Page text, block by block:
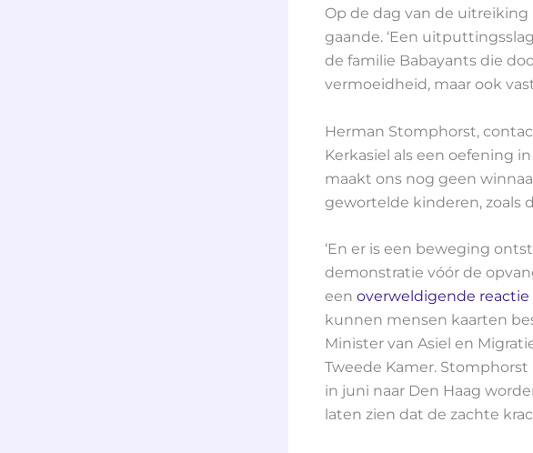
Op de dag van de uitreiking
gaande. ‘Een
de familie Babayants die
vermoeidheid, maar ook
Herman Stomphorst,
Kerkasiel als een oefening
maakt ons nog geen
gewortelde kinderen, zoals
‘En er is een beweging
demonstratie vóór de
een overweldigende
kunnen mensen kaarten
Minister van Asiel en
Tweede Kamer.
in juni naar Den Haag
laten zien dat de zachte